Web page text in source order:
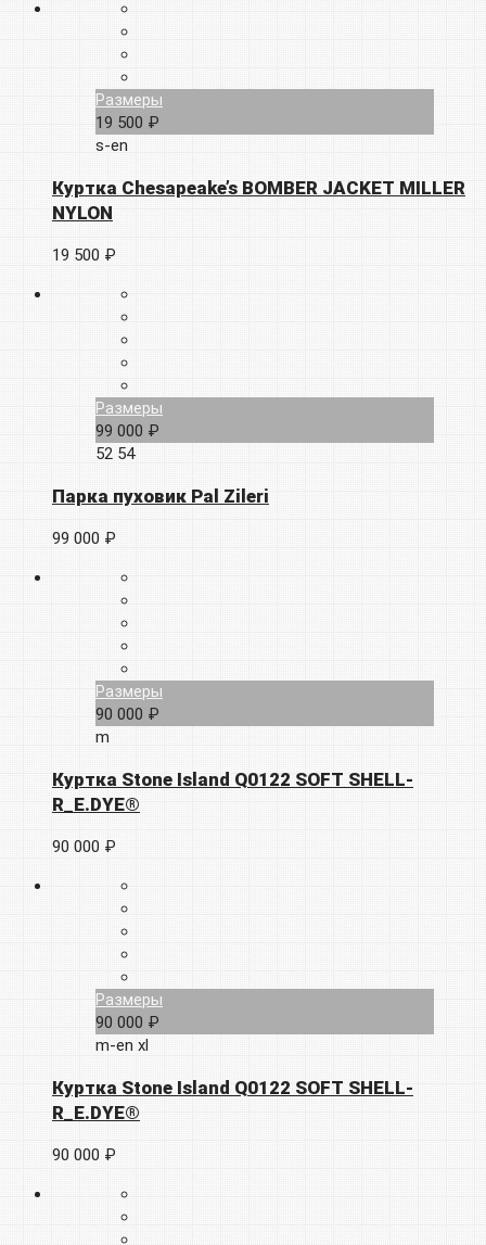
Размеры
19 500 ₽
s-en
Куртка Chesapeake’s BOMBER JACKET MILLER
NYLON
19 500 ₽
Размеры
99 000 ₽
52 54
Парка пуховик Pal Zileri
99 000 ₽
Размеры
90 000 ₽
m
Куртка Stone Island Q0122 SOFT SHELL-
R_E.DYE®
90 000 ₽
Размеры
90 000 ₽
m-en xl
Куртка Stone Island Q0122 SOFT SHELL-
R_E.DYE®
90 000 ₽